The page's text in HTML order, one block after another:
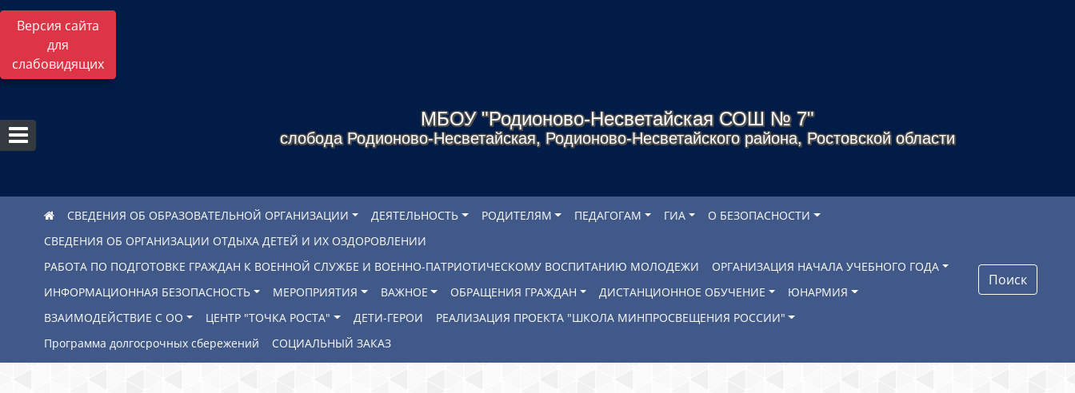
Версия сайта
для
слабовидящих
МБОУ "Родионово-Несветайская СОШ № 7"
слобода Родионово-Несветайская, Родионово-Несветайского района, Ростовской области
СВЕДЕНИЯ ОБ ОБРАЗОВАТЕЛЬНОЙ ОРГАНИЗАЦИИ ДЕЯТЕЛЬНОСТЬ РОДИТЕЛЯМ ПЕДАГОГАМ ГИА
О БЕЗОПАСНОСТИ
СВЕДЕНИЯ ОБ ОРГАНИЗАЦИИ ОТДЫХА ДЕТЕЙ И ИХ ОЗДОРОВЛЕНИИ
РАБОТА ПО ПОДГОТОВКЕ ГРАЖДАН К ВОЕННОЙ СЛУЖБЕ И ВОЕННО-ПАТРИОТИЧЕСКОМУ ВОСПИТАНИЮ МОЛОДЕЖИ
ОРГАНИЗАЦИЯ НАЧАЛА УЧЕБНОГО ГОДА
ИНФОРМАЦИОННАЯ БЕЗОПАСНОСТЬ
МЕРОПРИЯТИЯ ВАЖНОЕ ОБРАЩЕНИЯ ГРАЖДАН ДИСТАНЦИОННОЕ ОБУЧЕНИЕ
ЮНАРМИЯ
ВЗАИМОДЕЙСТВИЕ С ОО
ЦЕНТР "ТОЧКА РОСТА" ДЕТИ-ГЕРОИ
РЕАЛИЗАЦИЯ ПРОЕКТА "ШКОЛА МИНПРОСВЕЩЕНИЯ РОССИИ"
Программа долгосрочных сбережений
СОЦИАЛЬНЫЙ ЗАКАЗ
Поиск